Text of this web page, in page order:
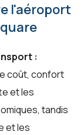
l'aéroport
:
coût, confort
et les
tandis
et les